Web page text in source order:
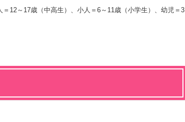
12～17歳（中高生）、 小人＝6～11歳（小学生）、幼児＝3